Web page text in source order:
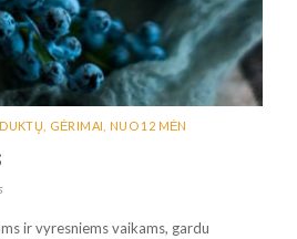
GĖRIMAI NUO 12 MĖN
ir vyresniems vaikams, gardu